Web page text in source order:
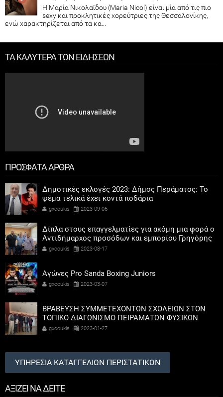
Η Μαρία Νικολαϊδου (Maria Nicol) είναι μία από τις πιο
sexy και προκλητικές χορεύτριες της Θεσσαλονίκης,
ενώ χαρακτηρίζεται από τα κα...
ΤΑ ΚΑΛΥΤΕΡΑ ΤΩΝ ΕΙΔΗΣΕΩΝ
ΠΡΟΣΦΑΤΑ ΑΡΘΡΑ
Δημοτικές εκλογές 2023: Δήμος Περάματος: Το
ψέμα τελικά έχει κοντά ποδάρια
gxcoukis 2023-09-06
Δίπλα στους επαγγελματίες για ακόμη μια φορά ο
Αντιδήμαρχος προσόδων και εμπορίου Γρηγόρης
Καψοκόλης
gxcoukis 2023-08-17
Αγώνες Pro Sanda Boxing Juniors
gxcoukis 2023-03-07
ΒΡΑΒΕΥΣΗ ΣΥΜΜΕΤΕΧΟΝΤΩΝ ΣΧΟΛΕΙΩΝ ΣΤΟΝ
ΤΟΠΙΚΟ ΔΙΑΓΩΝΙΣΜΟ ΠΕΙΡΑΜΑΤΩΝ ΦΥΣΙΚΩΝ
ΕΠΙΣΤΗΜΩΝ
gxcoukis 2023-01-27
ΥΠΗΡΕΣΙΑ ΚΑΤΑΓΓΕΛΙΩΝ ΠΕΡΙΣΤΑΤΙΚΩΝ
ΑΞΙΖΕΙ ΝΑ ΔΕΙΤΕ